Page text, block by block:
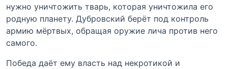
нужно уничтожить тварь, которая уничтожила его
родную планету. Дубровский берёт под контроль
армию мёртвых, обращая оружие лича против него
самого.
Победа даёт ему власть над некротикой и